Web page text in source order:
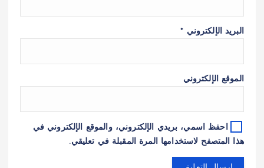
البريد الإلكتروني *
الموقع الإلكتروني
احفظ اسمي، بريدي الإلكتروني، والموقع الإلكتروني في
هذا المتصفح لاستخدامها المرة المقبلة في تعليقي.